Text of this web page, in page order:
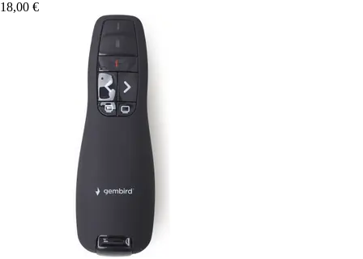
18,00 €